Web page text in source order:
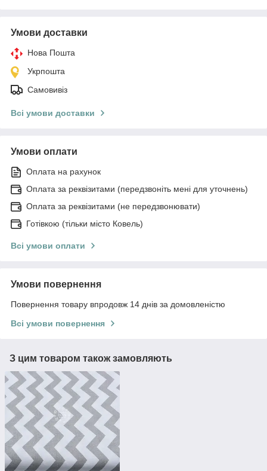
Умови доставки
Нова Пошта
Укрпошта
Самовивіз
Всі умови доставки
Умови оплати
Оплата на рахунок
Оплата за реквізитами (передзвоніть мені для уточнень)
Оплата за реквізитами (не передзвонювати)
Готівкою (тільки місто Ковель)
Всі умови оплати
Умови повернення
Повернення товару впродовж 14 днів за домовленістю
Всі умови повернення
З цим товаром також замовляють